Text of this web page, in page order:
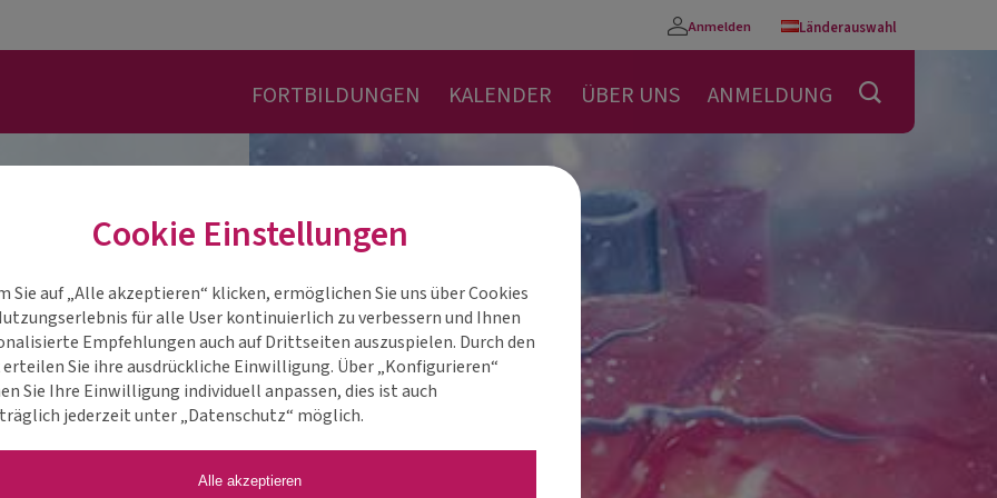
Anmelden
Konto
Länderauswahl
FORTBILDUNGEN KALENDER ÜBER UNS ANMELDUNG
Cookie Einstellungen
Sie auf „Alle akzeptieren“ klicken, ermöglichen Sie uns über Cookies
für alle User kontinuierlich zu verbessern und Ihnen
Empfehlungen auch auf Drittseiten auszuspielen. Durch den
Sie ihre ausdrückliche Einwilligung. Über „Konfigurieren“
Sie Ihre Einwilligung individuell anpassen, dies ist auch
jederzeit unter „Datenschutz“ möglich.
Alle akzeptieren